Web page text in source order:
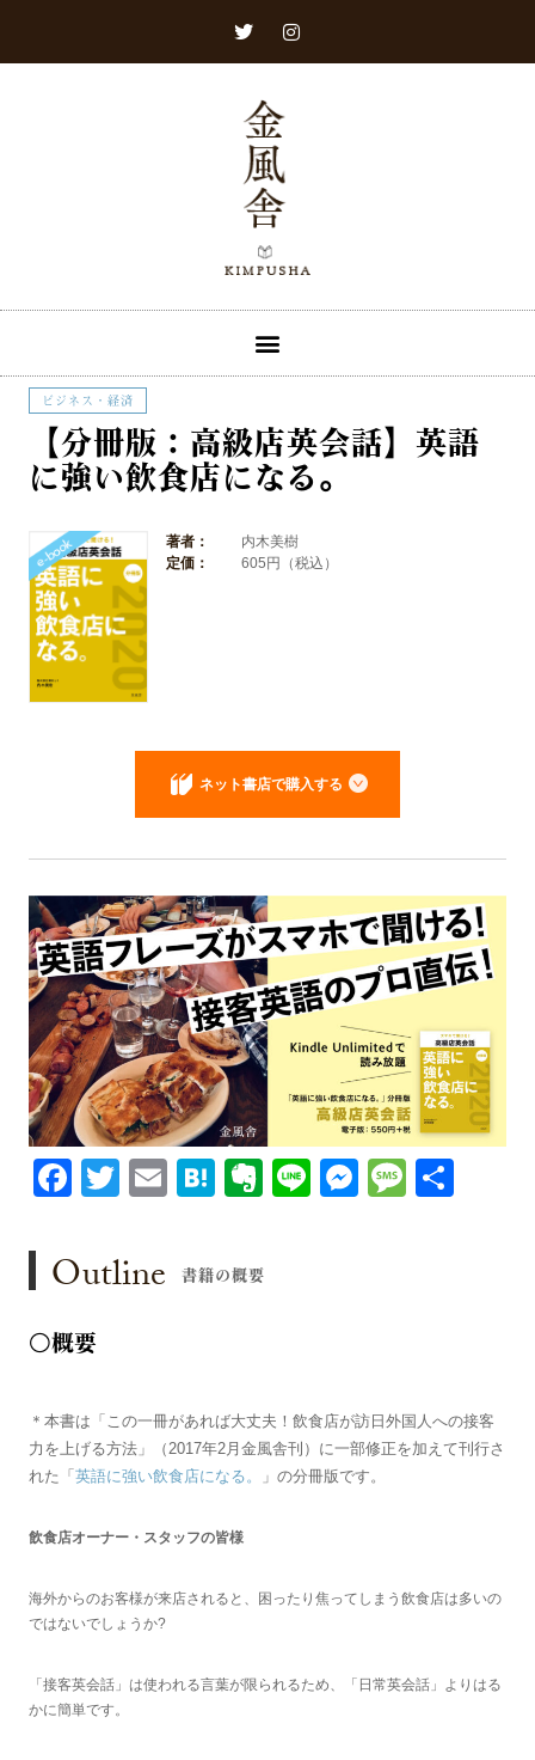
ビジネス・経済
【分冊版：高級店英会話】英語
に強い飲食店になる。
著者：
内木美樹
定価：
605円（税込）
ネット書店で購入する
Facebook
Twitter
EmailHatena
Evernote
Line
Outline 書籍の概要
○概要
＊本書は「この一冊があれば大丈夫！飲食店が訪日外国人への接客
力を上げる方法」（2017年2月金風舎刊）に一部修正を加えて刊行さ
れた「英語に強い飲食店になる。 」の分冊版です。
飲食店オーナー・スタッフの皆様
海外からのお客様が来店されると、困ったり焦ってしまう飲食店は多いの
ではないでしょうか?
「接客英会話」は使われる言葉が限られるため、「日常英会話」よりはる
かに簡単です。